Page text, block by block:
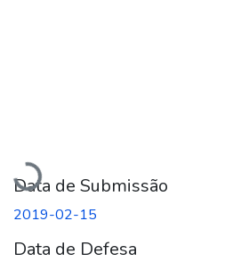
Carregando...
Data de Submissão
2019-02-15
Data de Defesa